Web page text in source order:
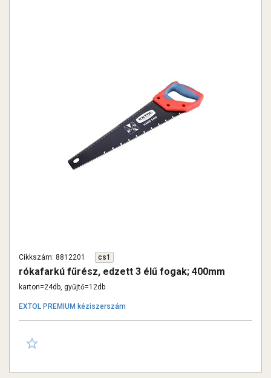
Cikkszám: 8812201 cs1
rókafarkú fűrész, edzett 3 élű fogak; 400mm
karton=24db, gyűjtő=12db
EXTOL PREMIUM kéziszerszám